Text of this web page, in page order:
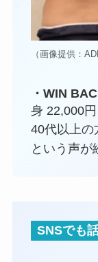
（画像提供：
・WIN
身 22,000円
40代以上の
という声が
SNSでも